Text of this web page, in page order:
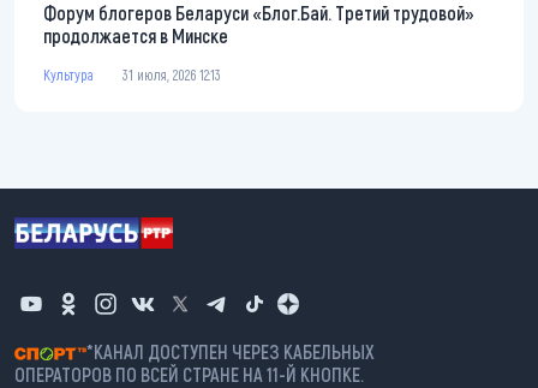
Форум блогеров Беларуси «Блог.Бай. Третий трудовой»
продолжается в Минске
Культура 31 июля, 2026 12:13
*КАНАЛ ДОСТУПЕН ЧЕРЕЗ КАБЕЛЬНЫХ
ОПЕРАТОРОВ ПО ВСЕЙ СТРАНЕ НА 11-Й КНОПКЕ.